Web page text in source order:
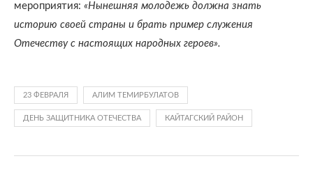
мероприятия: «Нынешняя молодежь должна знать
историю своей страны и брать пример служения
Отечеству с настоящих народных героев».
23 ФЕВРАЛЯ АЛИМ ТЕМИРБУЛАТОВ
ДЕНЬ ЗАЩИТНИКА ОТЕЧЕСТВА КАЙТАГСКИЙ РАЙОН